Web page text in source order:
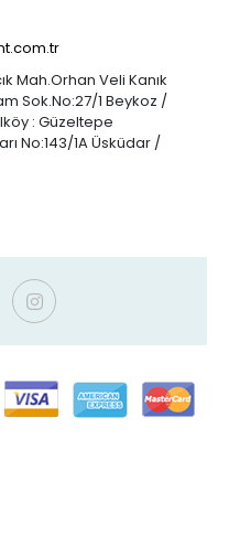
Mah.Orhan Veli Kanık
Sok.No:27/1 Beykoz /
: Güzeltepe
No:143/1A Üsküdar /